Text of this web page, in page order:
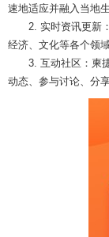
速地适应并融入当地生
2. 实时资讯更新
经济、文化等各个领
3. 互动社区：柬
动态、参与讨论、分